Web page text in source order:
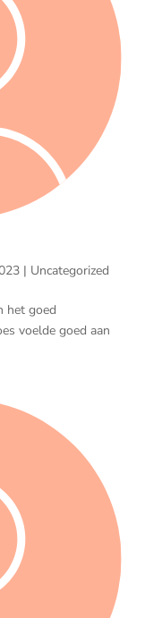
| Uncategorized
het goed
voelde goed aan